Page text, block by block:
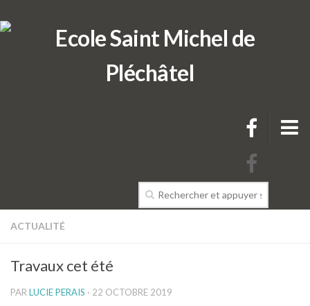
ACTUALITÉ
Travaux cet été
PAR LUCIE PERAIS · 22 OCTOBRE 2019